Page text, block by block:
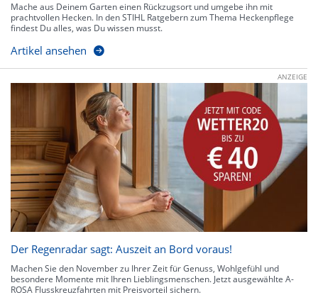
Mache aus Deinem Garten einen Rückzugsort und umgebe ihn mit
prachtvollen Hecken. In den STIHL Ratgebern zum Thema Heckenpflege
findest Du alles, was Du wissen musst.
Artikel ansehen
ANZEIGE
Der Regenradar sagt: Auszeit an Bord voraus!
Machen Sie den November zu Ihrer Zeit für Genuss, Wohlgefühl und
besondere Momente mit Ihren Lieblingsmenschen. Jetzt ausgewählte A-
ROSA Flusskreuzfahrten mit Preisvorteil sichern.